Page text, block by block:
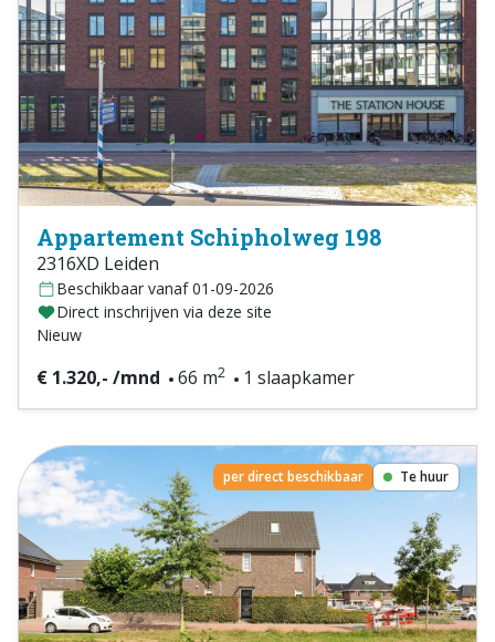
Appartement Schipholweg 198
2316XD Leiden
Beschikbaar vanaf 01-09-2026
Direct inschrijven via deze site
Nieuw
€ 1.320,- /mnd 66 m2 1 slaapkamer
per direct beschikbaar Te huur